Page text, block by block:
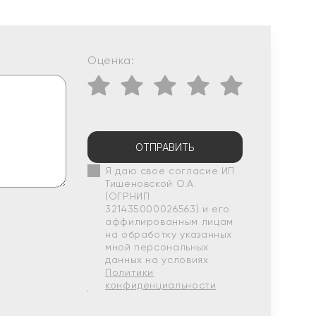
Оценка:
ОТПРАВИТЬ
Я даю свое согласие ИП
Тишеновской О.А.
(ОГРНИП
321435000026563) и его
аффилированным лицам
на обработку указанных
мной персональных
данных на условиях
Политики
конфиденциальности